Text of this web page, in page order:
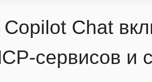
Chat
сервисов и